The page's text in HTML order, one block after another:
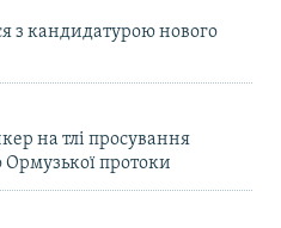
з кандидатурою нового
на тлі просування
Ормузької протоки